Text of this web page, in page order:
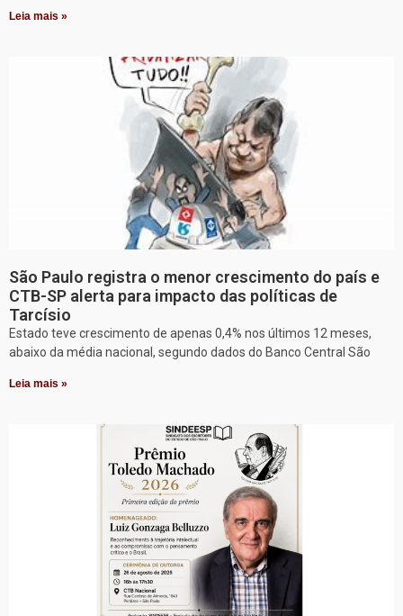
Leia mais »
São Paulo registra o menor crescimento do país e
CTB-SP alerta para impacto das políticas de
Tarcísio
Estado teve crescimento de apenas 0,4% nos últimos 12 meses,
abaixo da média nacional, segundo dados do Banco Central São
Leia mais »